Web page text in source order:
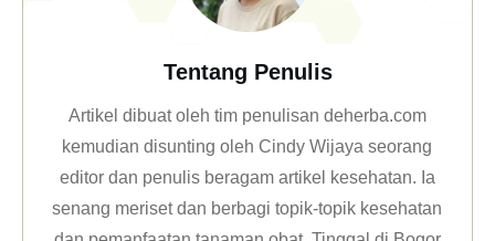
Tentang Penulis
Artikel dibuat oleh tim penulisan deherba.com
kemudian disunting oleh Cindy Wijaya seorang
editor dan penulis beragam artikel kesehatan. Ia
senang meriset dan berbagi topik-topik kesehatan